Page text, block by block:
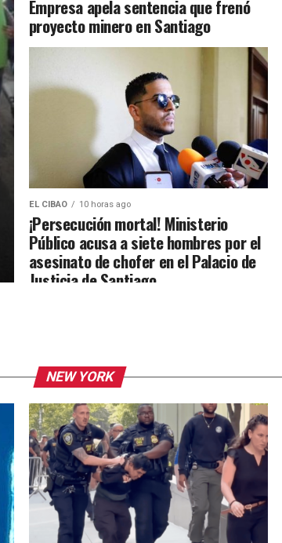
Empresa apela sentencia que frenó
proyecto minero en Santiago
EL CIBAO 10 horas ago
¡Persecución mortal! Ministerio
Público acusa a siete hombres por el
asesinato de chofer en el Palacio de
Justicia de Santiago
NEW YORK